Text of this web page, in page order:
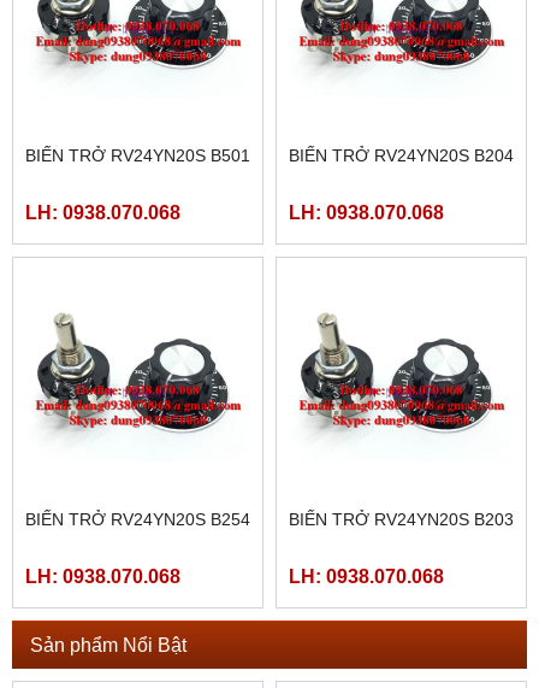
BIẾN TRỞ RV24YN20S B501
LH: 0938.070.068
BIẾN TRỞ RV24YN20S B204
LH: 0938.070.068
BIẾN TRỞ RV24YN20S B254
LH: 0938.070.068
BIẾN TRỞ RV24YN20S B203
LH: 0938.070.068
Sản phẩm Nổi Bật